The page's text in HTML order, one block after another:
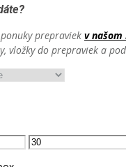
prepraviek v
vložky do prepraviek a